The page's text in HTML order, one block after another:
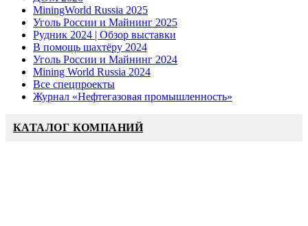
MiningWorld Russia 2025
Уголь России и Майнинг 2025
Рудник 2024 | Обзор выставки
В помощь шахтёру 2024
Уголь России и Майнинг 2024
Mining World Russia 2024
Все спецпроекты
Журнал «Нефтегазовая промышленность»
КАТАЛОГ КОМПАНИЙ